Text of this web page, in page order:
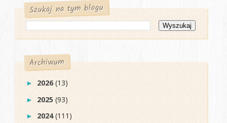
Szukaj na tym blogu
Archiwum
► 2026(13)
► 2025(93)
► 2024(111)